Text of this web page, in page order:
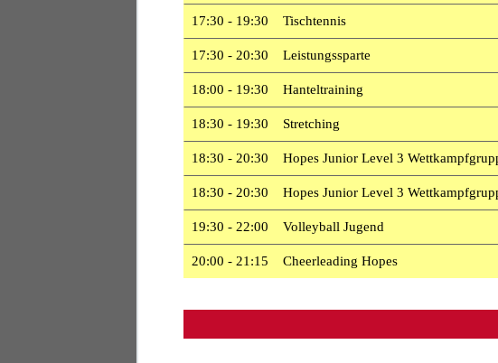
17:30 - 19:30 Tischtennis
17:30 - 20:30 Leistungssparte
18:00 - 19:30 Hanteltraining
18:30 - 19:30 Stretching
18:30 - 20:30 Hopes Junior Level 3
18:30 - 20:30 Hopes Junior Level 3
19:30 - 22:00 Volleyball Jugend
20:00 - 21:15 Cheerleading Hopes